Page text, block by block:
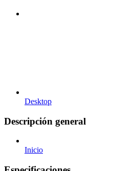
Desktop
Descripción general
Inicio